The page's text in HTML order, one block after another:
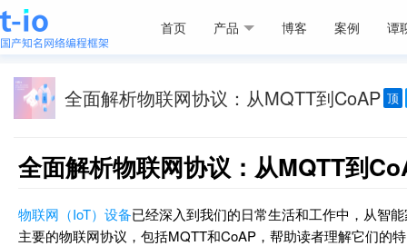
首页 产品 博客 案例 谭
全面解析物联网协议：从MQTT到CoAP 顶
全面解析物联网协议：从MQTT到
物联网（IoT）设备已经深入到我们的日常生活和工作中，从智
主要的物联网协议，包括MQTT和CoAP，帮助读者理解它们的